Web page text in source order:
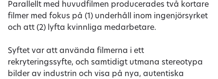
Parallellt med huvudfilmen producerades två kortare
filmer med fokus på (1) underhåll inom ingenjörsyrket
och att (2) lyfta kvinnliga medarbetare.
Syftet var att använda filmerna i ett
rekryteringssyfte, och samtidigt utmana stereotypa
bilder av industrin och visa på nya, autentiska